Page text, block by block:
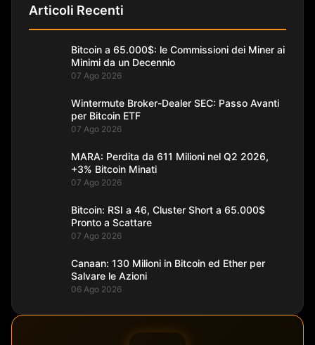
Articoli Recenti
Bitcoin a 65.000$: le Commissioni dei Miner ai
Minimi da un Decennio
07 Ago 2026
Wintermute Broker-Dealer SEC: Passo Avanti
per Bitcoin ETF
07 Ago 2026
MARA: Perdita da 611 Milioni nel Q2 2026,
+3% Bitcoin Minati
07 Ago 2026
Bitcoin: RSI a 46, Cluster Short a 65.000$
Pronto a Scattare
07 Ago 2026
Canaan: 130 Milioni in Bitcoin ed Ether per
Salvare le Azioni
06 Ago 2026